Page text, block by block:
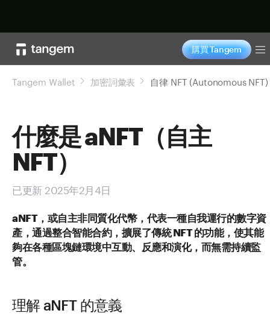
購買 Tangem
Tangem Wallet 加密詞彙表 自律 NFT (Autonomous NFT)
什麼是 aNFT（自主
NFT）
已更新 2025年2月4日
aNFT，或自主非同質化代幣，代表一種自我運行的數字資
產，通過整合智能合約，擴展了傳統 NFT 的功能，使其能
夠在各種區塊鏈環境中互動、反應和演化，而無需持續監
管。
理解 aNFT 的意義